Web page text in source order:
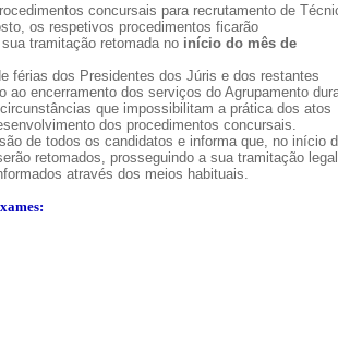
concursais para recrutamento de
os respetivos procedimentos ficarão
tramitação retomada no início do mês de
férias dos Presidentes dos Júris e dos restantes
ao encerramento dos serviços do Agrupamento
que impossibilitam a prática dos atos
dos procedimentos concursais.
de todos os candidatos e informa que, no início
retomados, prosseguindo a sua tramitação
através dos meios habituais.